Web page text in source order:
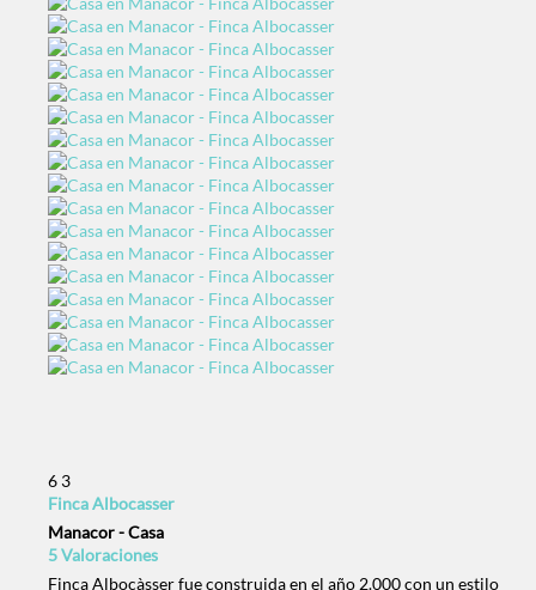
6 3
Finca Albocasser
Manacor -Casa
5 Valoraciones
Finca Albocàsser fue construida en el año 2.000 con un estilo